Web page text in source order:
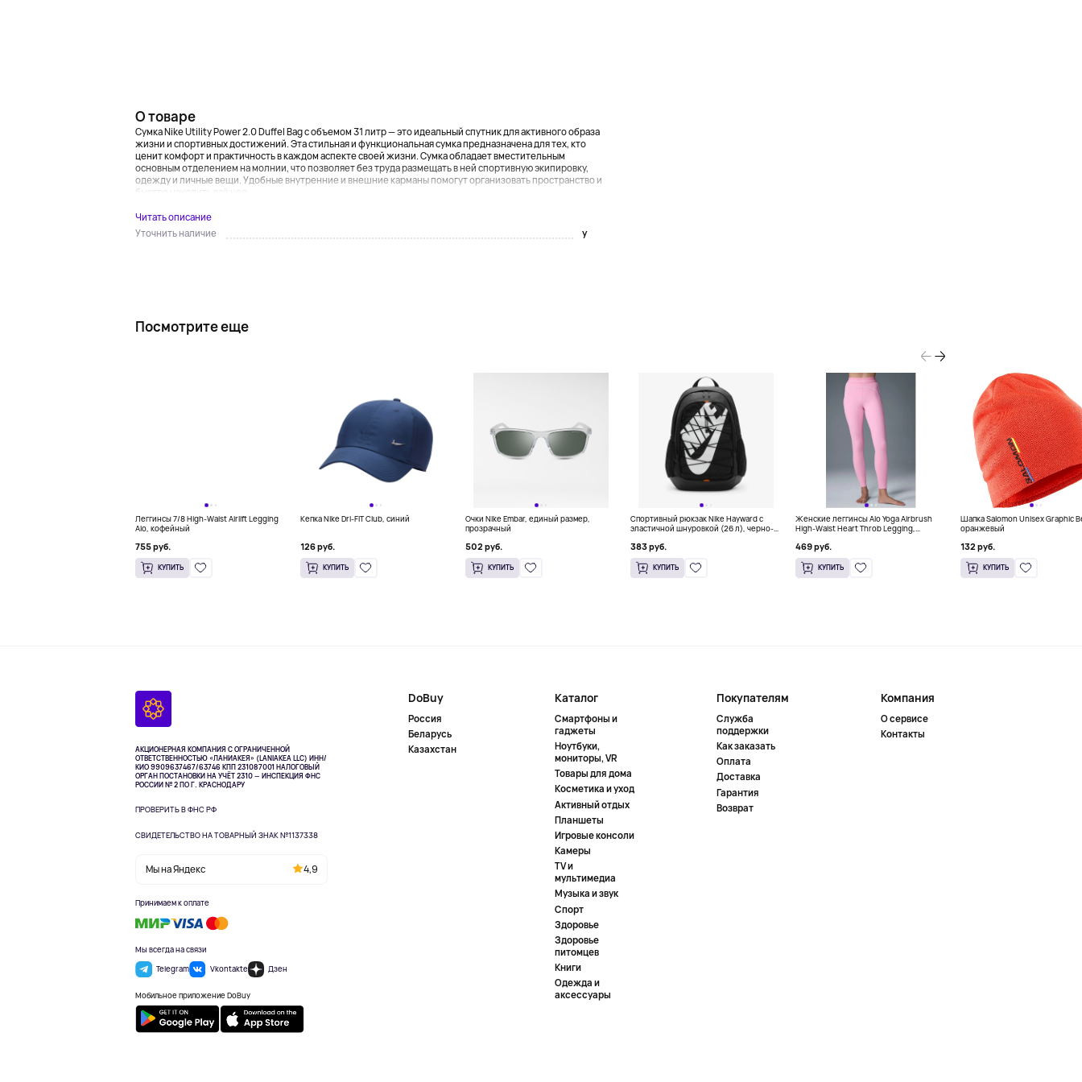
О товаре
Сумка Nike Utility Power 2.0 Duffel Bag с объемом 31 литр — это идеальный спутник для активного образа
жизни и спортивных достижений. Эта стильная и функциональная сумка предназначена для тех, кто
ценит комфорт и практичность в каждом аспекте своей жизни. Сумка обладает вместительным
основным отделением на молнии, что позволяет без труда размещать в ней спортивную экипировку,
одежду и личные вещи. Удобные внутренние и внешние карманы помогут организовать пространство и
быстро находить всё нео...
Читать описание
Уточнить наличие
y
Посмотрите еще
Леггинсы 7/8 High-Waist Airlift Legging
Alo, кофейный
755 руб.
КУПИТЬ
Кепка Nike Dri-FIT Club, синий
126 руб.
КУПИТЬ
Очки Nike Embar, единый размер,
прозрачный
502 руб.
КУПИТЬ
Спортивный рюкзак Nike Hayward с
эластичной шнуровкой (26 л), черно-
383 руб.
КУПИТЬ
Женские леггинсы Alo Yoga Airbrush
High-Waist Heart Throb Legging,
469 руб.
КУПИТЬ
Шапка Salomon Unisex Graphic
оранжевый
132 руб.
КУПИТЬ
АКЦИОНЕРНАЯ КОМПАНИЯ С ОГРАНИЧЕННОЙ
ОТВЕТСТВЕННОСТЬЮ «ЛАНИАКЕЯ» (LANIAKEA LLC) ИНН/
КИО 9909637467/63746 КПП 231087001НАЛОГОВЫЙ
ОРГАН ПОСТАНОВКИ НА УЧЁТ 2310 — ИНСПЕКЦИЯ ФНС
РОССИИ № 2 ПО Г. КРАСНОДАРУ
ПРОВЕРИТЬ В ФНС РФ
СВИДЕТЕЛЬСТВО НА ТОВАРНЫЙ ЗНАК №1137338
Мы на Яндекс 4,9
Принимаем к оплате
Мы всегда на связи
Telegram
Vkontakte Дзен
Мобильное приложение DoBuy
DoBuy
Россия
Беларусь
Казахстан
Каталог
Смартфоны и
гаджеты
Ноутбуки,
мониторы, VR
Товары для дома
Косметика и уход
Активный отдых
Планшеты
Игровые консоли
Камеры
TV и
мультимедиа
Музыка и звук
Спорт
Здоровье
Здоровье
питомцев
Книги
Одежда и
аксессуары
Покупателям
Служба
поддержки
Как заказать
Оплата
Доставка
Гарантия
Возврат
Компания
О сервисе
Контакты